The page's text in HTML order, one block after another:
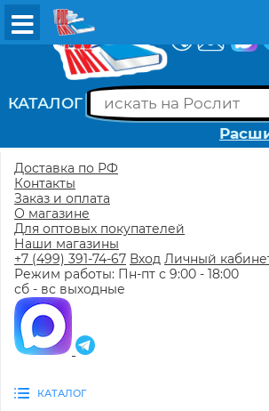
КАТАЛОГ
Доставка по РФ
Контакты
Заказ и оплата
О магазине
Для оптовых покупателей
Наши магазины
+7 (499) 391-74-67 Вход Личный
Режим работы: Пн-пт с 9:00 - 18:00
сб - вс выходные
КАТАЛОГ